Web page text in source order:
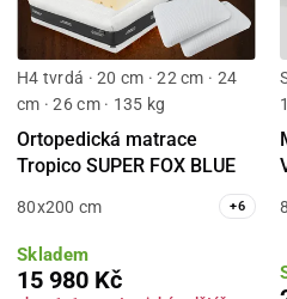
H4 tvrdá · 20 cm · 22 cm · 24
cm · 26 cm · 135 kg
Ortopedická matrace
Tropico SUPER FOX BLUE
80x200 cm +6
Skladem
15 980 Kč